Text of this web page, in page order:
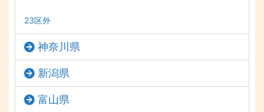
23区外
神奈川県
新潟県
富山県